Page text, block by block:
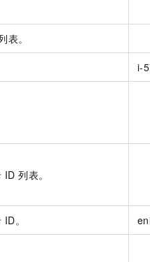
表。
i-
列表。
。